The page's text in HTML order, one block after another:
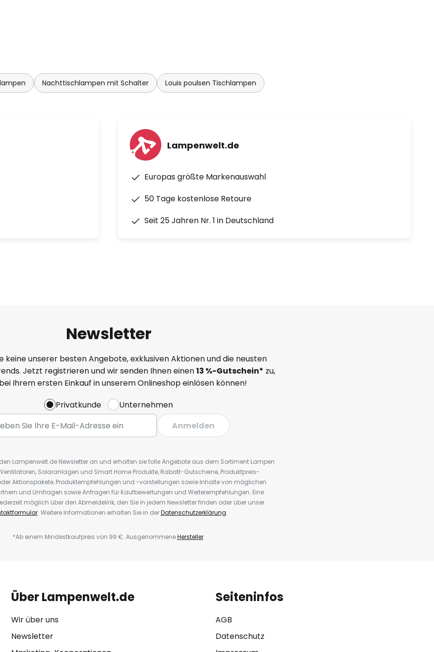
Nachttischlampen mit Schalter Louis poulsen Tischlampen
Lampenwelt.de
Europas größte Markenauswahl
50 Tage kostenlose Retoure
Seit 25 Jahren Nr. 1 in Deutschland
Newsletter
keine unserer besten Angebote, exklusiven Aktionen und die neusten
Jetzt registrieren und wir senden Ihnen einen13 %-Gutschein* zu,
Ihrem ersten Einkauf in unserem Onlineshop einlösen können!
Privatkunde
Unternehmen
Anmelden
Lampenwelt.de Newsletter an und erhalten sie tolle Angebote aus dem Sortiment Lampen
Solaranlagen und Smart Home Produkte, Rabatt-Gutscheine, Produktpreis-
Aktionspakete, Produktempfehlungen und -vorstellungen sowie Inhalte von möglichen
und Umfragen sowie Anfragen für Kaufbewertungen und Weiterempfehlungen. Eine
möglich über den Abmeldelink, den Sie in jedem Newsletter finden oder über unser
. Weitere Informationen erhalten Sie in derDatenschutzerklärung.
*Ab einem Mindestkaufpreis von 99 €. AusgenommeneHersteller.
Über Lampenwelt.de
Wir über uns
Newsletter
Seiteninfos
AGB
Datenschutz